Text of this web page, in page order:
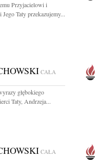
Przyjacielowi i
Taty przekazujemy...
CAŁA
głębokiego
Taty, Andrzeja...
CAŁA